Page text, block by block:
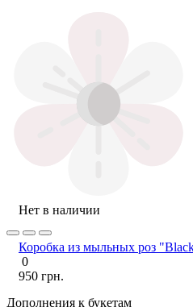
Нет в наличии
Коробка из мыльных роз
0
950 грн.
Дополнения к букетам